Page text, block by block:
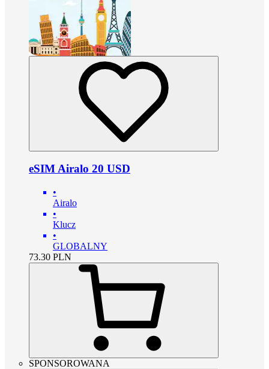
eSIM Airalo 20 USD
•
Airalo
•
Klucz
•
GLOBALNY
73.30 PLN
SPONSOROWANA